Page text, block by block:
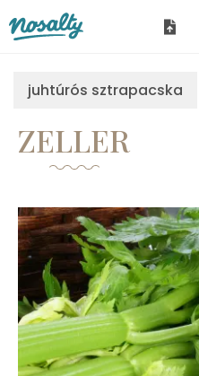
juhtúrós sztrapacska
ZELLER